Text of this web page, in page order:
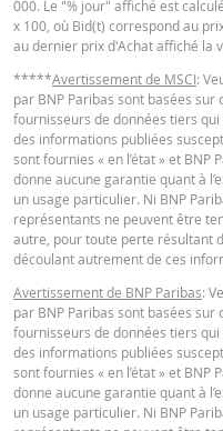
Levier
Valeur du
portefeuille
(EUR)
Turbos Infinis
(EUR)
Les résultats du simulateur
peuvent faire l’objet d’une
BNP Paribas n’agit pas en
conseiller en investissement
en ce qui concerne le
des produits émis par BNP
pouvez pas compter sur BNP
des recommandations de
Key Information
QUOTES
Latest Product
000. Le "% jour" affiché est
x 100, où Bid(t) correspond au
au dernier prix d'Achat affiché la
*****Avertissement de MSCI:
par BNP Paribas sont basées
fournisseurs de données tiers
des informations publiées
sont fournies « en l’état » et
donne aucune garantie quant à
un usage particulier. Ni BNP
représentants ne peuvent être
autre, pour toute perte résultant
découlant autrement de ces
Avertissement de BNP Paribas:
par BNP Paribas sont basées
fournisseurs de données tiers
des informations publiées
sont fournies « en l’état » et
donne aucune garantie quant à
un usage particulier. Ni BNP